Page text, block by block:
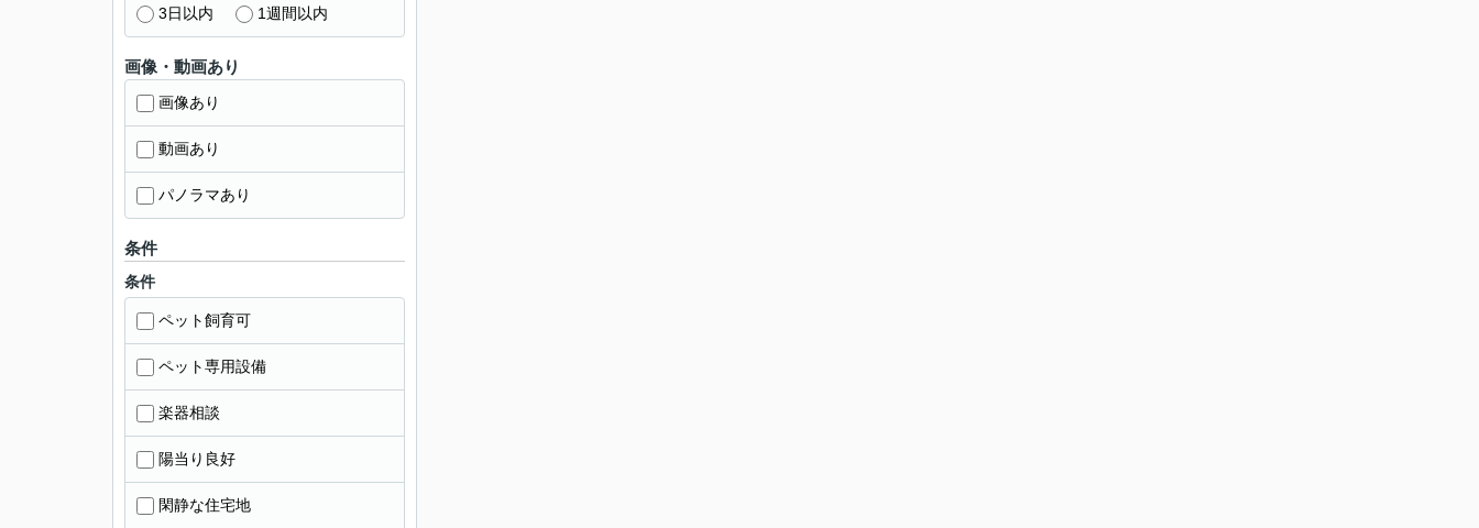
3日以内 1週間以内
画像・動画あり
画像あり
動画あり
パノラマあり
条件
条件
ペット飼育可
ペット専用設備
楽器相談
陽当り良好
閑静な住宅地